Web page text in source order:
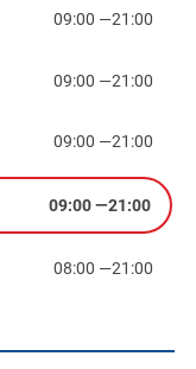
09:00 —21:00
09:00 —21:00
09:00 —21:00
09:00—21:00
08:00 —21:00